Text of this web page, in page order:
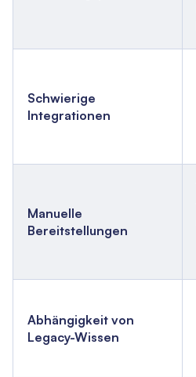
Schwierige
Integrationen
Manuelle
Bereitstellungen
Abhängigkeit von
Legacy-Wissen